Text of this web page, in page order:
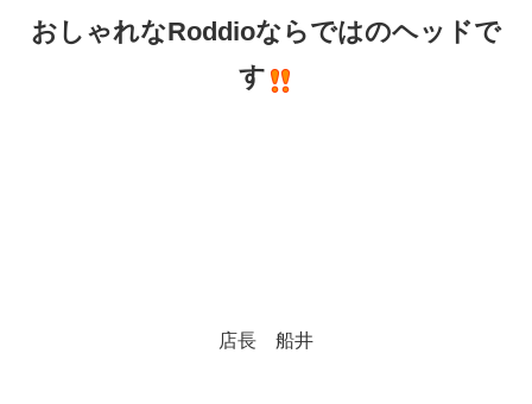
おしゃれなRoddioならではのヘッドで
す
店長 船井